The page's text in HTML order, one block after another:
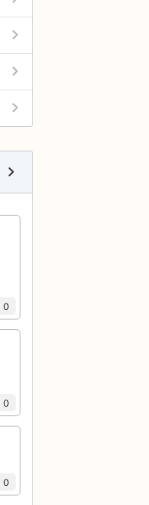
keyboard_arrow_right
keyboard_arrow_right
keyboard_arrow_right
keyboard_arrow_right
0
0
0